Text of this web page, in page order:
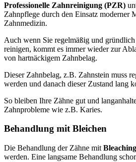
Professionelle Zahnreinigung (PZR)
Zahnpflege durch den Einsatz moderner
Zahnmedizin.
Auch wenn Sie regelmäßig und
reinigen, kommt es immer wieder zur
von hartnäckigem Zahnbelag.
Dieser Zahnbelag, z.B. Zahnstein muss
werden und danach dieser Zustand lang
So bleiben Ihre Zähne gut und
Zahnprobleme wie z.B. Karies.
Behandlung mit Bleichen
Die Behandlung der Zähne mit Bleaching
werden. Eine langsame Behandlung